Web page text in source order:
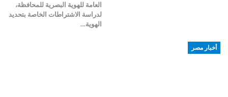
العامة للهوية البصرية للمحافظة،
لدراسة الاشتراطات الخاصة بتحديد
الهوية…
أخبار مصر